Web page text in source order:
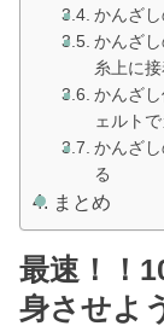
かんざ
かんざ
糸上に
かんざ
ェルト
かんざ
る
まとめ
最速！！
身させよ